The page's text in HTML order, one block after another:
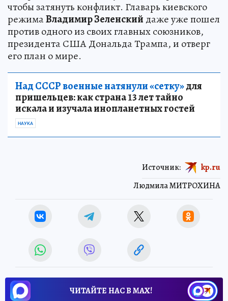
чтобы затянуть конфликт. Главарь киевского
режимаВладимир Зеленский даже уже пошел
против одного из своих главных союзников,
президента США Дональда Трампа, и отверг
его план о мире.
Над СССР военные натянули «сетку»для
пришельцев: как страна 13 лет тайно
искала и изучала инопланетных гостей
НАУКА
Людмила МИТРОХИНА
Источник: kp.ru
ЧИТАЙТЕ НАС В МАХ!